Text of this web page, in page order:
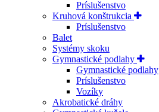
Príslušenstvo
Kruhová konštrukcia
Príslušenstvo
Balet
Systémy skoku
Gymnastické podlahy
Gymnastické podlahy
Príslušenstvo
Vozíky
Akrobatické dráhy